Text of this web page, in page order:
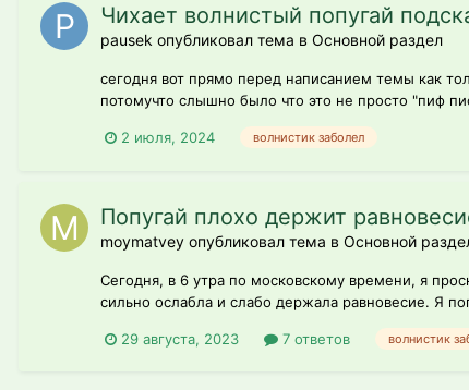
Чихает волнистый попугай
pausek опубликовал тема в Основной раздел
сегодня вот прямо перед написанием темы как
потомучто слышно было что это не просто "пиф
2 июля, 2024 волнистик заболел
Попугай плохо держит
moymatvey опубликовал тема в Основной
Сегодня, в 6 утра по московскому времени, я
сильно ослабла и слабо держала равновесие. Я
29 августа, 2023 7 ответов волнистик